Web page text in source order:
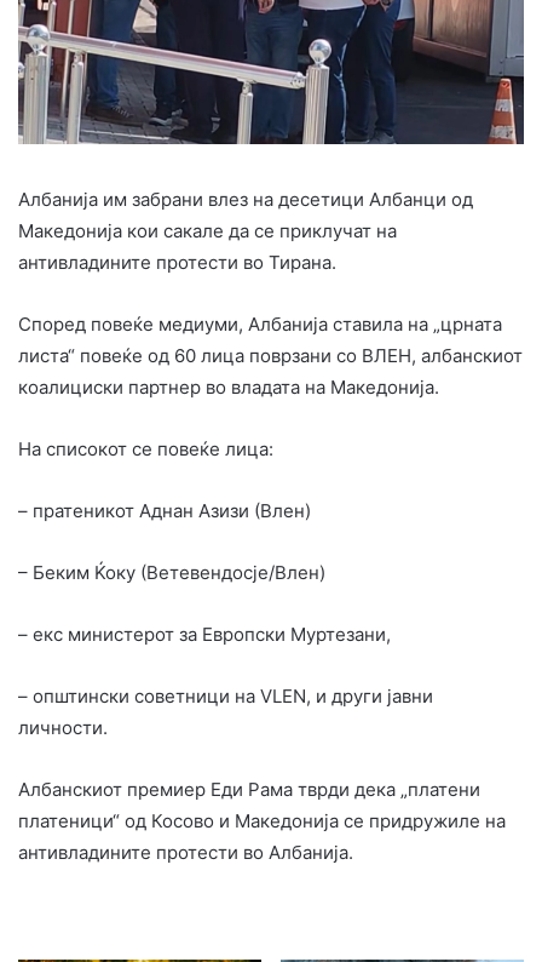
Албанија им забрани влез на десетици Албанци од
Македонија кои сакале да се приклучат на
антивладините протести во Тирана.
Според повеќе медиуми, Албанија ставила на „црната
листа“ повеќе од 60 лица поврзани со ВЛЕН, албанскиот
коалициски партнер во владата на Македонија.
На списокот се повеќе лица:
– пратеникот Аднан Азизи (Влен)
– Беким Ќоку (Ветевендосје/Влен)
– екс министерот за Европски Муртезани,
– општински советници на VLEN, и други јавни
личности.
Албанскиот премиер Еди Рама тврди дека „платени
платеници“ од Косово и Македонија се придружиле на
антивладините протести во Албанија.